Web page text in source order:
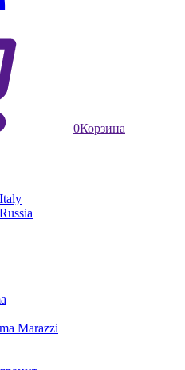
0Корзина
Marazzi